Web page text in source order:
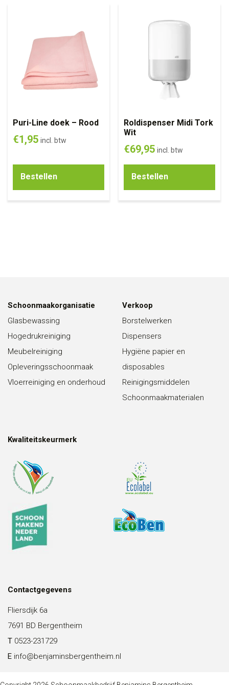
Puri-Line doek – Rood
€1,95 incl. btw
Bestellen
Roldispenser Midi Tork
Wit
€69,95 incl. btw
Bestellen
Schoonmaakorganisatie
Glasbewassing
Hogedrukreiniging
Meubelreiniging
Opleveringsschoonmaak
Vloerreiniging en onderhoud
Verkoop
Borstelwerken
Dispensers
Hygiëne papier en
disposables
Reinigingsmiddelen
Schoonmaakmaterialen
Kwaliteitskeurmerk
Contactgegevens
Fliersdijk 6a
7691 BD Bergentheim
T 0523-231729
E info@benjaminsbergentheim.nl